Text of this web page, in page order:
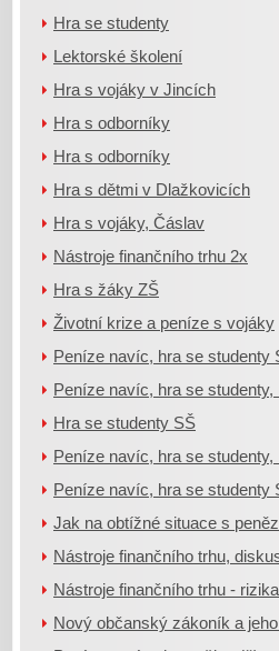
Hra se studenty
Lektorské školení
Hra s vojáky v Jincích
Hra s odborníky
Hra s odborníky
Hra s dětmi v Dlažkovicích
Hra s vojáky, Čáslav
Nástroje finančního trhu 2x
Hra s žáky ZŠ
Životní krize a peníze s vojáky
Peníze navíc, hra se studenty
Peníze navíc, hra se studenty,
Hra se studenty SŠ
Peníze navíc, hra se studenty,
Peníze navíc, hra se studenty
Jak na obtížné situace s
Nástroje finančního trhu,
Nástroje finančního trhu -
Nový občanský zákoník a